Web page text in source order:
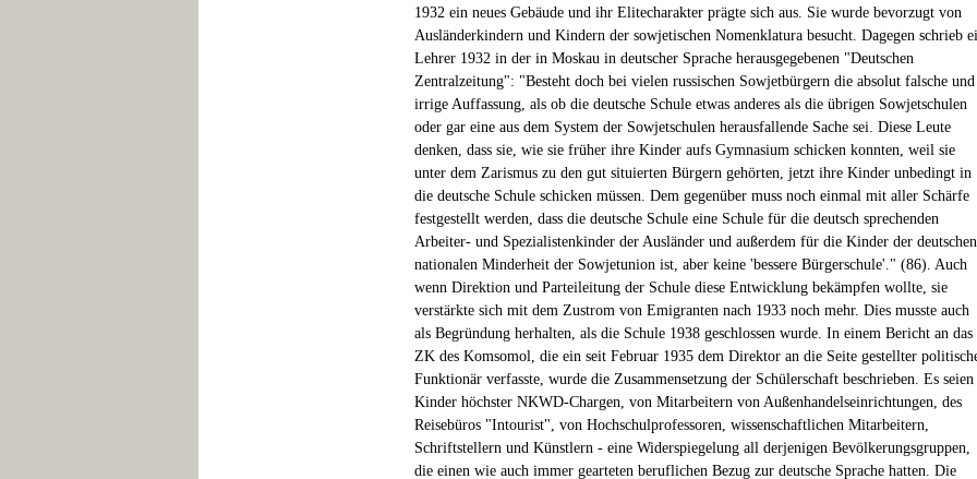
1932 ein neues Gebäude und ihr Elitecharakter prägte sich aus. Sie wurde bevorzugt von
Ausländerkindern und Kindern der sowjetischen Nomenklatura besucht. Dagegen schrieb
Lehrer 1932 in der in Moskau in deutscher Sprache herausgegebenen "Deutschen
Zentralzeitung": "Besteht doch bei vielen russischen Sowjetbürgern die absolut falsche und
irrige Auffassung, als ob die deutsche Schule etwas anderes als die übrigen Sowjetschulen
oder gar eine aus dem System der Sowjetschulen herausfallende Sache sei. Diese Leute
denken, dass sie, wie sie früher ihre Kinder aufs Gymnasium schicken konnten, weil sie
unter dem Zarismus zu den gut situierten Bürgern gehörten, jetzt ihre Kinder unbedingt in
die deutsche Schule schicken müssen. Dem gegenüber muss noch einmal mit aller Schärfe
festgestellt werden, dass die deutsche Schule eine Schule für die deutsch sprechenden
Arbeiter- und Spezialistenkinder der Ausländer und außerdem für die Kinder der deutschen
nationalen Minderheit der Sowjetunion ist, aber keine 'bessere Bürgerschule'." (86). Auch
wenn Direktion und Parteileitung der Schule diese Entwicklung bekämpfen wollte, sie
verstärkte sich mit dem Zustrom von Emigranten nach 1933 noch mehr. Dies musste auch
als Begründung herhalten, als die Schule 1938 geschlossen wurde. In einem Bericht an das
ZK des Komsomol, die ein seit Februar 1935 dem Direktor an die Seite gestellter
Funktionär verfasste, wurde die Zusammensetzung der Schülerschaft beschrieben. Es seien
Kinder höchster NKWD-Chargen, von Mitarbeitern von Außenhandelseinrichtungen, des
Reisebüros "Intourist", von Hochschulprofessoren, wissenschaftlichen Mitarbeitern,
Schriftstellern und Künstlern - eine Widerspiegelung all derjenigen Bevölkerungsgruppen,
die einen wie auch immer gearteten beruflichen Bezug zur deutsche Sprache hatten. Die